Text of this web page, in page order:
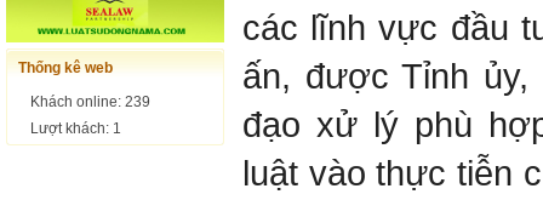
Thống kê web
Khách online: 239
Lượt khách: 1
các lĩnh vực đầu
ấn, được Tỉnh ủy,
đạo xử lý phù
luật vào thực tiễn